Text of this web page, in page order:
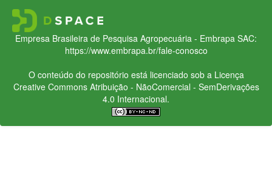
Empresa Brasileira de Pesquisa Agropecuária - Embrapa SAC:
https://www.embrapa.br/fale-conosco
O conteúdo do repositório está licenciado sob a Licença
Creative CommonsAtribuição - NãoComercial - SemDerivações
4.0 Internacional.